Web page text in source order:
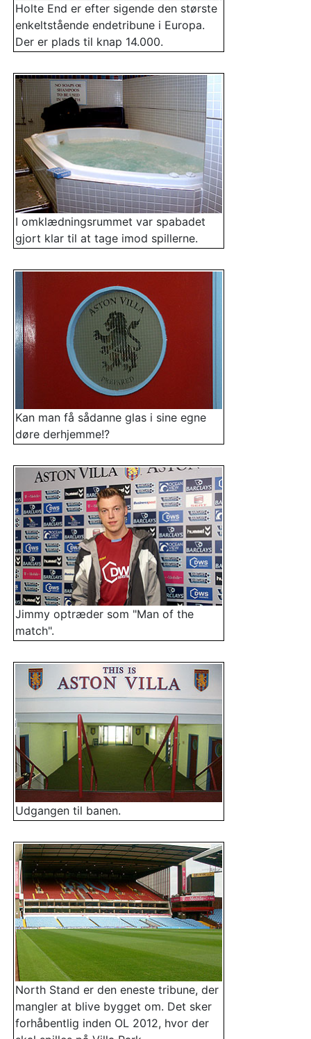
Holte End er efter sigende den største
enkeltstående endetribune i Europa.
Der er plads til knap 14.000.
I omklædningsrummet var spabadet
gjort klar til at tage imod spillerne.
Kan man få sådanne glas i sine egne
døre derhjemme!?
Jimmy optræder som "Man of the
match".
Udgangen til banen.
North Stand er den eneste tribune, der
mangler at blive bygget om. Det sker
forhåbentlig inden OL 2012, hvor der